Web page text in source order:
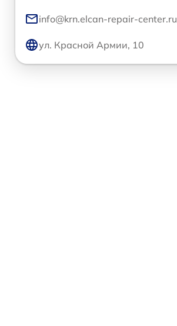
info@krn.elcan-repair-center.ru
ул. Красной Армии, 10